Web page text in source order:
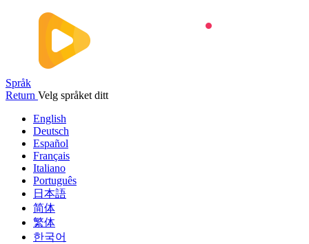
Språk
Return Velg språket ditt
English
Deutsch
Español
Français
Italiano
Português
日本語
简体
繁体
한국어